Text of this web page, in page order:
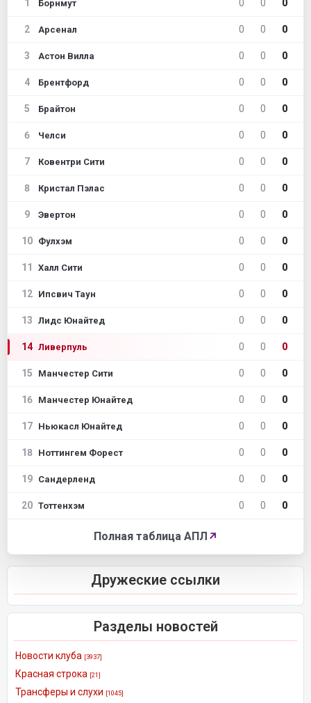
1 Борнмут 0 0 0
2 Арсенал 0 0 0
3 Астон Вилла 0 0 0
4 Брентфорд 0 0 0
5 Брайтон 0 0 0
6 Челси 0 0 0
7 Ковентри Сити 0 0 0
8 Кристал Пэлас 0 0 0
9 Эвертон 0 0 0
10 Фулхэм 0 0 0
11 Халл Сити 0 0 0
12 Ипсвич Таун 0 0 0
13 Лидс Юнайтед 0 0 0
14 Ливерпуль 0 0 0
15 Манчестер Сити 0 0 0
16 Манчестер Юнайтед 0 0 0
17 Ньюкасл Юнайтед 0 0 0
18 Ноттингем Форест 0 0 0
19 Сандерленд 0 0 0
20 Тоттенхэм 0 0 0
Полная таблица АПЛ ↗
Дружеские ссылки
Разделы новостей
Новости клуба [3937]
Красная строка [21]
Трансферы и слухи [1045]